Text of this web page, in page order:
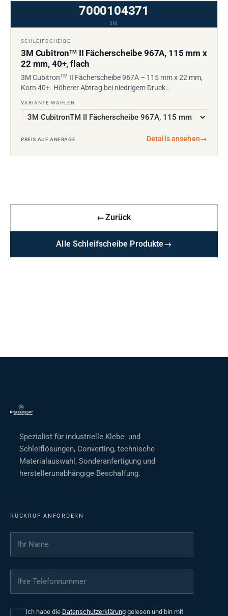
7000104371
3M
SCHLEIFSCHEIBE
3M CubitronTMII Fächerscheibe 967A, 115 mm x
22 mm, 40+, flach
3M CubitronTM II Fächerscheibe 967A – 115 mm x 22 mm,
Korn 40+. Höherer Abtrag bei niedrigem Druck…
VARIANTE WÄHLEN
PREIS AUF ANFRAGE Details ansehen→
←Zurück
Alle Schleifscheibe Produkte→
Spezialist für industrielle Klebe- und
Schleiflösungen, Converting, technische
Materialauswahl, Sonderanfertigung und
herstellerunabhängige Beschaffung.
RÜCKRUF ANFORDERN
Ihr Name
Ihre Telefonnummer
Ich habe die Datenschutzerklärung gelesen und bin mit